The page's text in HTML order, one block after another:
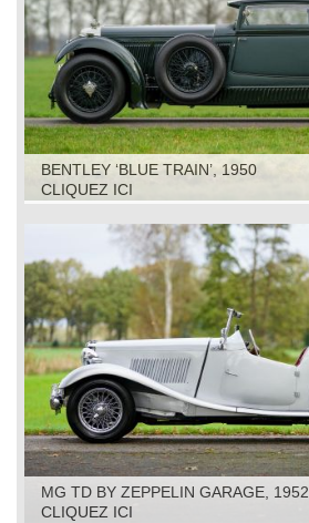
BENTLEY ‘BLUE TRAIN’, 1950
CLIQUEZ ICI
MG TD BY ZEPPELIN GARAGE, 1952
CLIQUEZ ICI